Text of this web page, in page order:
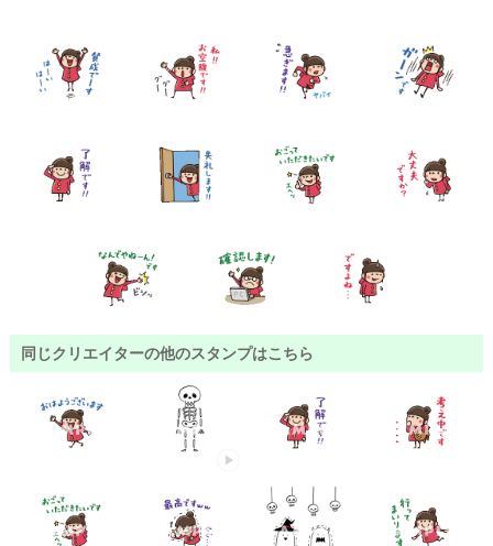
同じクリエイターの他のスタンプはこちら